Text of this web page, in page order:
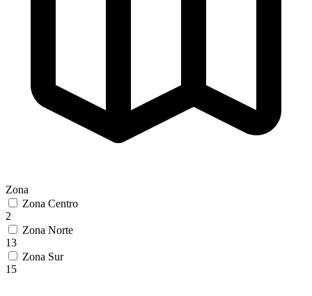
Zona
Zona Centro
2
Zona Norte
13
Zona Sur
15